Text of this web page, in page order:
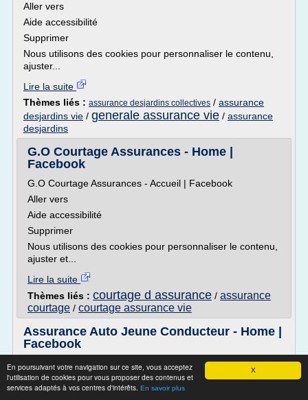
X
En poursuivant votre navigation sur ce site, vous acceptez
l'utilisation de cookies pour vous proposer des contenus et
services adaptés à vos centres d'intérêts. En savoir plus
Aller vers
Aide accessibilité
Supprimer
Nous utilisons des cookies pour personnaliser le contenu,
ajuster...
Lire la suite
Thèmes liés : assurance desjardins collectives / assurance
desjardins vie / generale assurance vie / assurance
desjardins
G.O Courtage Assurances - Home |
Facebook
G.O Courtage Assurances - Accueil | Facebook
Aller vers
Aide accessibilité
Supprimer
Nous utilisons des cookies pour personnaliser le contenu,
ajuster et...
Lire la suite
Thèmes liés : courtage d assurance / assurance
courtage / courtage assurance vie
Assurance Auto Jeune Conducteur - Home |
Facebook
Aide accessibilité
Supprimer
Nous utilisons des cookies pour personnaliser le contenu,